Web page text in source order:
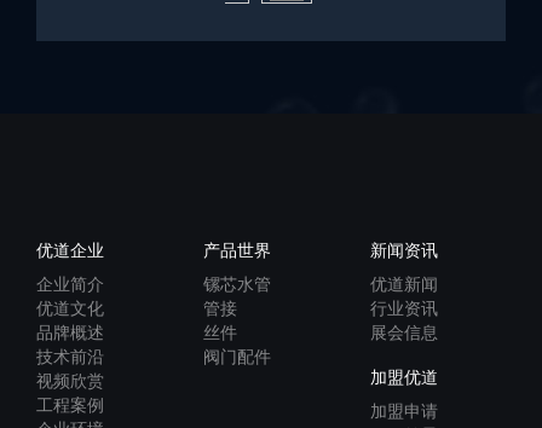
优道企业
企业简介
优道文化
品牌概述
技术前沿
视频欣赏
工程案例
产品世界
镙芯水管
管接
丝件
阀门配件
新闻资讯
优道新闻
行业资讯
展会信息
加盟优道
加盟申请